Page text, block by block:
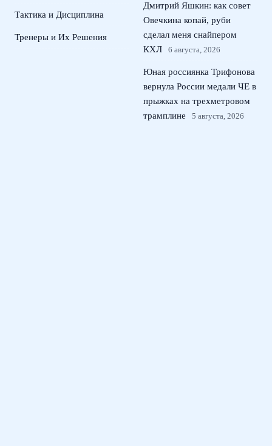
Тактика и Дисциплина
Тренеры и Их Решения
Дмитрий Яшкин: как совет
Овечкина копай, руби
сделал меня снайпером
КХЛ
6 августа, 2026
Юная россиянка Трифонова
вернула России медали ЧЕ в
прыжках на трехметровом
трамплине
5 августа, 2026